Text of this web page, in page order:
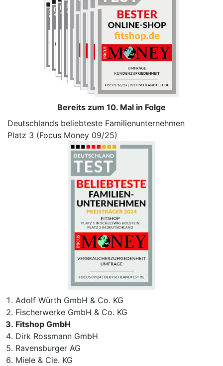
Bereits zum 10. Mal in Folge
Deutschlands beliebteste Familienunternehmen
Platz 3 (Focus Money 09/25)
Adolf Würth GmbH & Co. KG
Fischerwerke GmbH & Co. KG
Fitshop GmbH
Dirk Rossmann GmbH
Ravensburger AG
Miele & Cie. KG